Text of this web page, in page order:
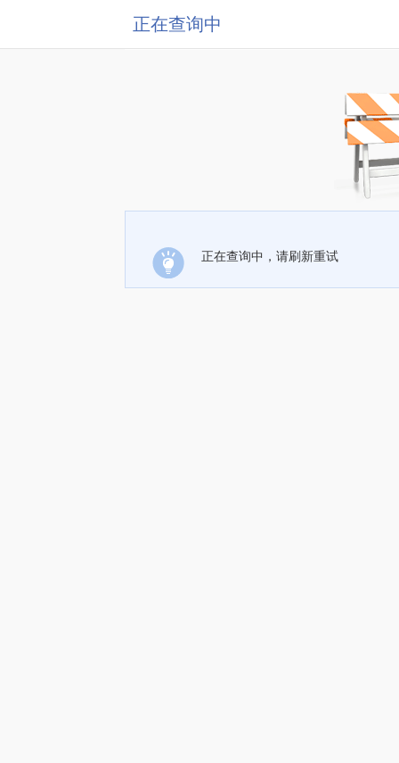
正在查询中
正在查询中，请刷新重试